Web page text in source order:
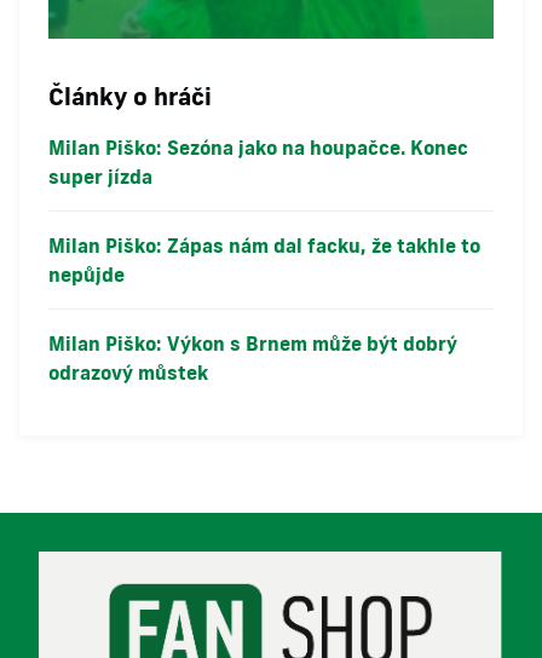
Články o hráči
Milan Piško: Sezóna jako na houpačce. Konec
super jízda
Milan Piško: Zápas nám dal facku, že takhle to
nepůjde
Milan Piško: Výkon s Brnem může být dobrý
odrazový můstek